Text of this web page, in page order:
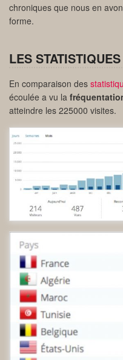
chroniques que nous en
forme.
LES
En comparaison des
écoulée a vu la
atteindre les 225000 visites.